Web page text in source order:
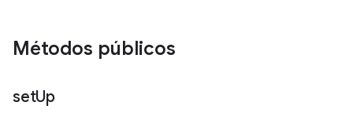
Métodos públicos
setUp